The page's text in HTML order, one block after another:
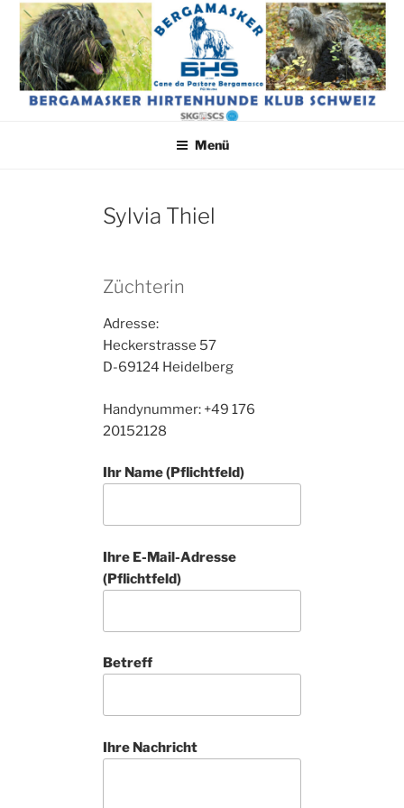
Zum
Inhalt
springen
BERGAMASKER
HIRTENHUNDE KLUB
SCHWEIZ
Bergamasker Rasseklub
Menü
Sylvia Thiel
Züchterin
Adresse:
Heckerstrasse 57
D-69124 Heidelberg
Handynummer: +49 176
20152128
Ihr Name (Pflichtfeld)
Ihre E-Mail-Adresse
(Pflichtfeld)
Betreff
Ihre Nachricht